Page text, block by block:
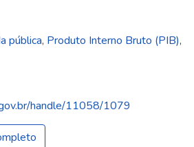
pública, Produto Interno Bruto (PIB),
handle/11058/1079